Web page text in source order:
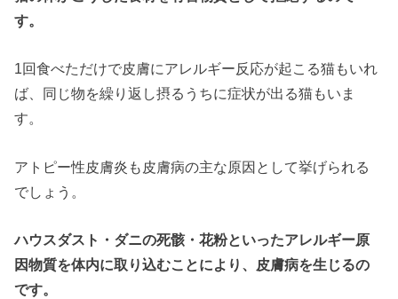
す。
1回食べただけで皮膚にアレルギー反応が起こる猫もいれ
ば、同じ物を繰り返し摂るうちに症状が出る猫もいま
す。
アトピー性皮膚炎も皮膚病の主な原因として挙げられる
でしょう。
ハウスダスト・ダニの死骸・花粉といったアレルギー原
因物質を体内に取り込むことにより、皮膚病を生じるの
です。